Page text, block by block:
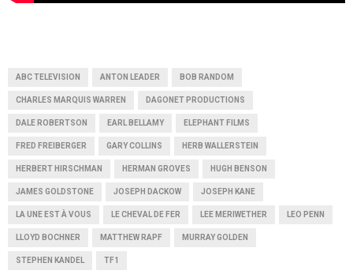
ABC TELEVISION ANTON LEADER BOB RANDOM
CHARLES MARQUIS WARREN DAGONET PRODUCTIONS
DALE ROBERTSON EARL BELLAMY ELEPHANT FILMS
FRED FREIBERGER GARY COLLINS HERB WALLERSTEIN
HERBERT HIRSCHMAN HERMAN GROVES HUGH BENSON
JAMES GOLDSTONE JOSEPH DACKOW JOSEPH KANE
LA UNE EST À VOUS LE CHEVAL DE FER LEE MERIWETHER LEO PENN
LLOYD BOCHNER MATTHEW RAPF MURRAY GOLDEN
STEPHEN KANDEL TF1